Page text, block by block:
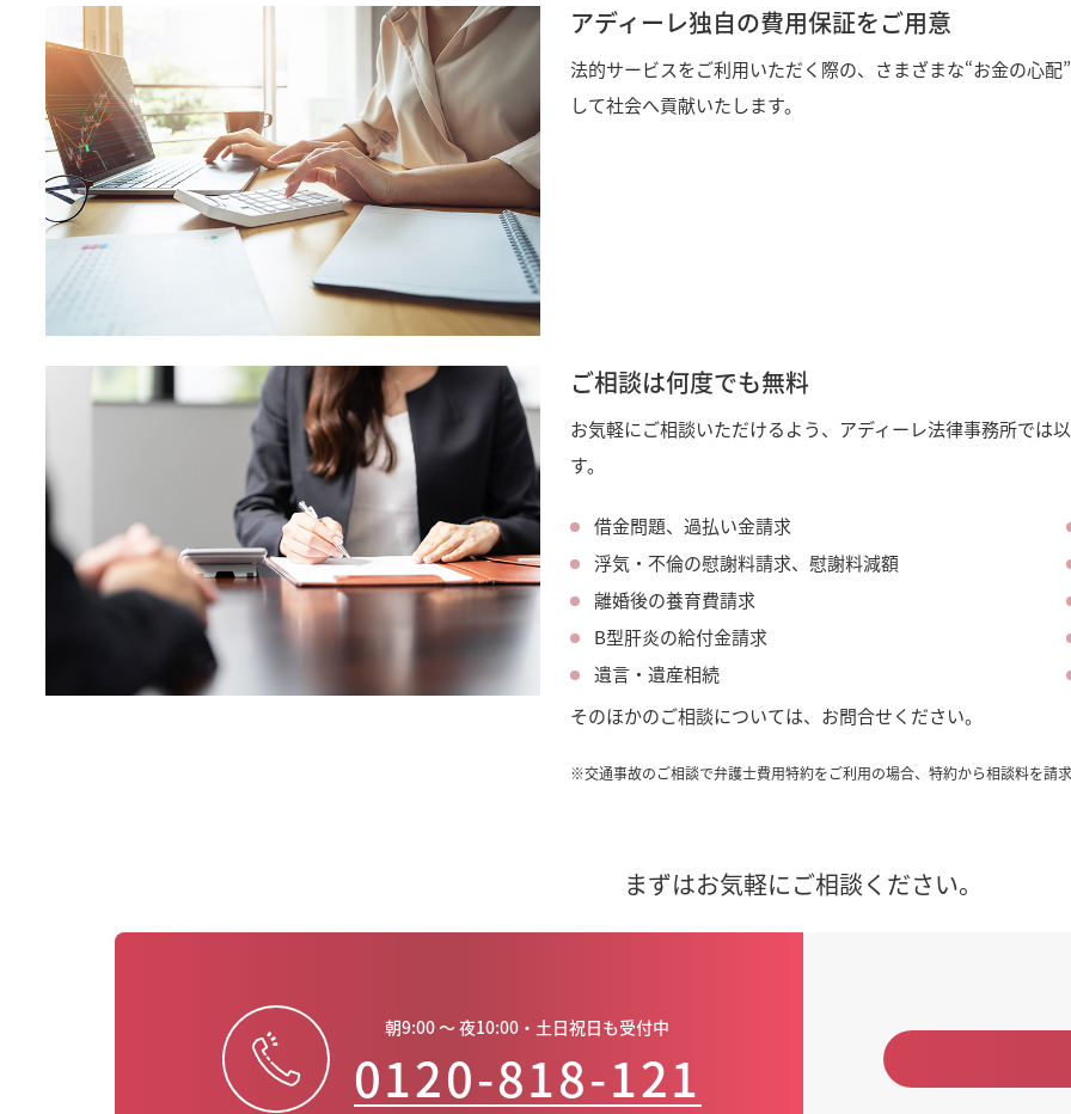
アディーレ独自の費用保証をご用意
法的サービスをご利用いただく際の、さまざまな“お金の心
して社会へ貢献いたします。
ご相談は何度でも無料
お気軽にご相談いただけるよう、アディーレ法律事務所では
す。
借金問題、過払い金請求
浮気・不倫の慰謝料請求、慰謝料減額
離婚後の養育費請求
B型肝炎の給付金請求
遺言・遺産相続
そのほかのご相談については、お問合せください。
※交通事故のご相談で弁護士費用特約をご利用の場合、特約から相談料を請
まずはお気軽にご相談ください。
朝9:00 ～ 夜10:00・土日祝日も受付中
0120-818-121